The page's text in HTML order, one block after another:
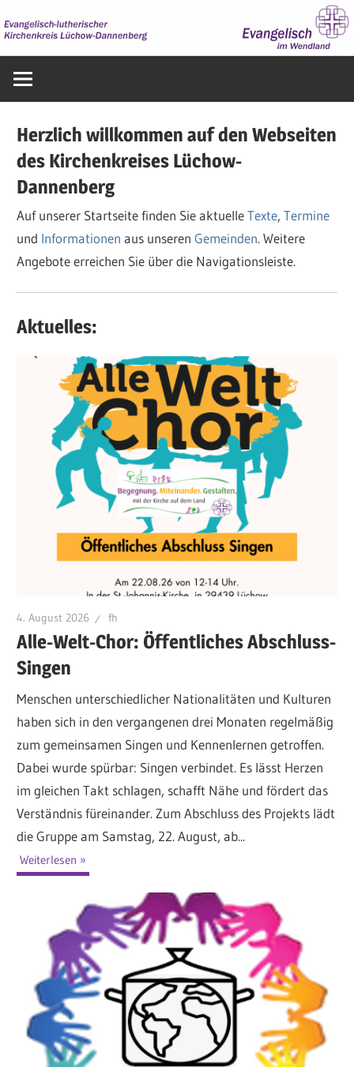
Inhalt
springen
im
Herzlich willkommen auf den Webseiten
des Kirchenkreises Lüchow-
Dannenberg
Auf unserer Startseite finden Sie aktuelleTexte,Termine
und Informationen aus unserenGemeinden. Weitere
Angebote erreichen Sie über die Navigationsleiste.
Aktuelles:
4. August 2026 fh
Alle-Welt-Chor: Öffentliches Abschluss-
Singen
Menschen unterschiedlicher Nationalitäten und Kulturen
haben sich in den vergangenen drei Monaten regelmäßig
zum gemeinsamen Singen und Kennenlernen getroffen.
Dabei wurde spürbar: Singen verbindet. Es lässt Herzen
im gleichen Takt schlagen, schafft Nähe und fördert das
Verständnis füreinander. Zum Abschluss des Projekts lädt
die Gruppe am Samstag, 22. August, ab...
Weiterlesen